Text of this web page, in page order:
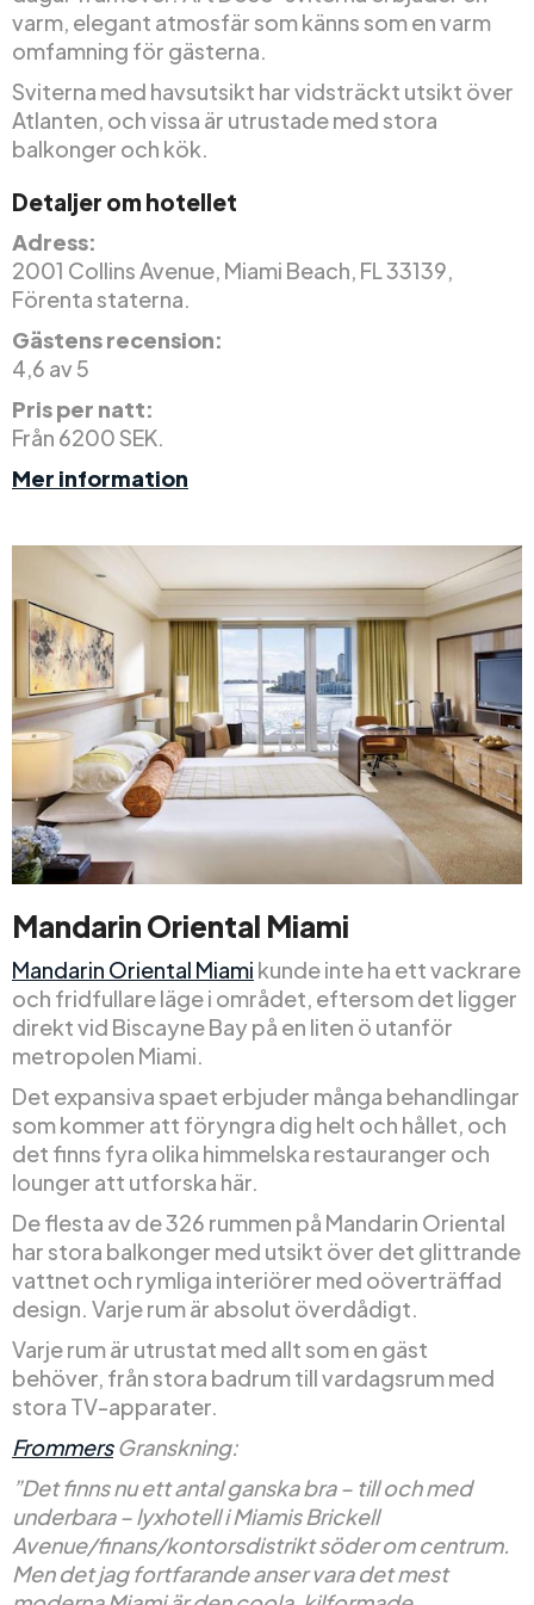
varm, elegant atmosfär som känns som en varm
omfamning för gästerna.
Sviterna med havsutsikt har vidsträckt utsikt över
Atlanten, och vissa är utrustade med stora
balkonger och kök.
Detaljer om hotellet
Adress:
2001 Collins Avenue, Miami Beach, FL 33139,
Förenta staterna.
Gästens recension:
4,6 av 5
Pris per natt:
Från 6200 SEK.
Mer information
Mandarin Oriental Miami
Mandarin Oriental Miami kunde inte ha ett vackrare
och fridfullare läge i området, eftersom det ligger
direkt vid Biscayne Bay på en liten ö utanför
metropolen Miami.
Det expansiva spaet erbjuder många behandlingar
som kommer att föryngra dig helt och hållet, och
det finns fyra olika himmelska restauranger och
lounger att utforska här.
De flesta av de 326 rummen på Mandarin Oriental
har stora balkonger med utsikt över det glittrande
vattnet och rymliga interiörer med oöverträffad
design. Varje rum är absolut överdådigt.
Varje rum är utrustat med allt som en gäst
behöver, från stora badrum till vardagsrum med
stora TV-apparater.
FrommersGranskning:
”Det finns nu ett antal ganska bra – till och med
underbara – lyxhotell i Miamis Brickell
Avenue/finans/kontorsdistrikt söder om centrum.
Men det jag fortfarande anser vara det mest